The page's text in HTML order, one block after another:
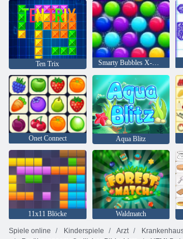
Ten Trix Smarty Bubbles X-Mas
Onet Connect Aqua Blitz
11x11 Blöcke Waldmatch
Spiele online
Kinderspiele Arzt